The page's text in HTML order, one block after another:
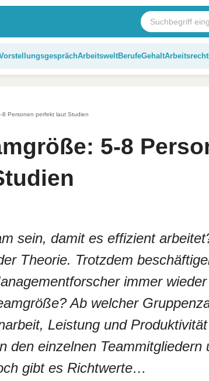
ArbeitsweltBerufeGehaltArbeitsrecht
8 Personen perfekt laut Studien
5-8
sein, damit es effizient
Theorie. Trotzdem
immer
Ab welcher
Leistung und
den einzelnen Teammitgliedern
gibt es Richtwerte…